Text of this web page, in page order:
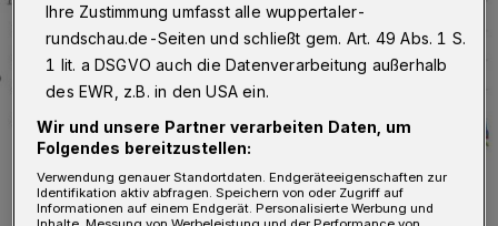
Ihre Zustimmung umfasst alle wuppertaler-
rundschau.de-Seiten und schließt gem. Art. 49 Abs. 1 S.
1 lit. a DSGVO auch die Datenverarbeitung außerhalb
des EWR, z.B. in den USA ein.
Wir und unsere Partner verarbeiten Daten, um
Folgendes bereitzustellen:
Verwendung genauer Standortdaten. Endgeräteeigenschaften zur
Identifikation aktiv abfragen. Speichern von oder Zugriff auf
Informationen auf einem Endgerät. Personalisierte Werbung und